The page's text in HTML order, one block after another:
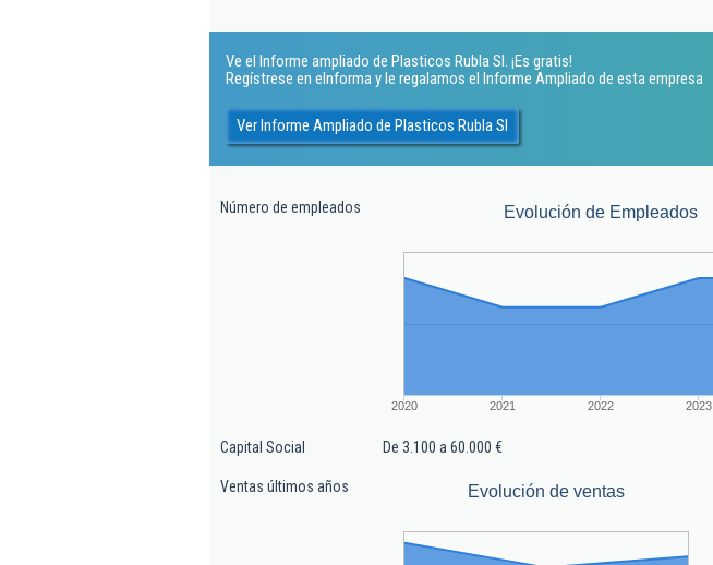
Ve el Informe ampliado de Plasticos Rubla Sl. ¡Es gratis!
Regístrese en eInforma y le regalamos el Informe Ampliado de esta empresa
Ver Informe Ampliado de Plasticos Rubla Sl
Número de empleados Evolución de Empleados
2020 2021 2022 2023
Capital Social De 3.100 a 60.000 €
Ventas últimos años Evolución de ventas